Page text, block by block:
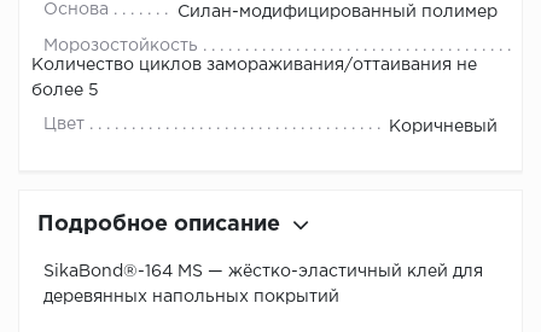
Основа Силан-модифицированный полимер
Морозостойкость
Количество циклов замораживания/оттаивания не
более 5
Цвет Коричневый
Подробное описание
SikaBond®-164 MS — жёстко-эластичный клей для
деревянных напольных покрытий